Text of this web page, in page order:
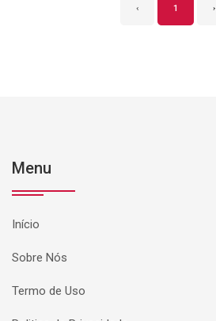
‹ 1 ›
Menu
Início
Sobre Nós
Termo de Uso